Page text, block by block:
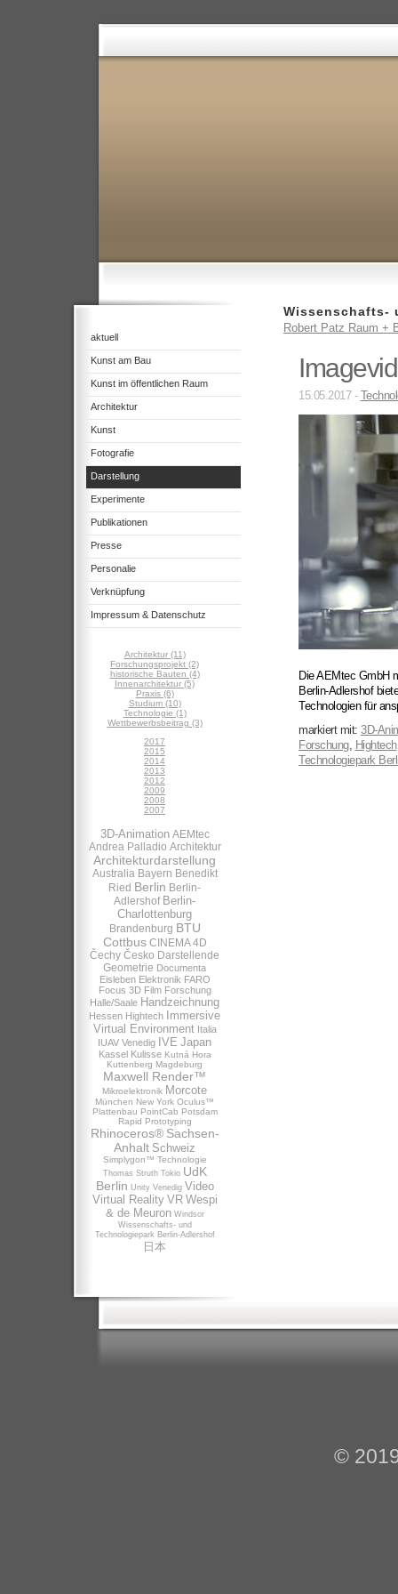
aktuell
Kunst am Bau
Kunst im öffentlichen Raum
Architektur
Kunst
Fotografie
Darstellung
Experimente
Publikationen
Presse
Personalie
Verknüpfung
Impressum & Datenschutz
Architektur (11)
Forschungsprojekt (2)
historische Bauten (4)
Innenarchitektur (5)
Praxis (6)
Studium (10)
Technologie (1)
Wettbewerbsbeitrag (3)
2017
2015
2014
2013
2012
2009
2008
2007
3D-Animation AEMtec
Andrea Palladio Architektur
Architekturdarstellung
Australia Bayern Benedikt
Ried Berlin Berlin-
Adlershof Berlin-
Charlottenburg
Brandenburg BTU
Cottbus CINEMA 4D
Čechy Česko Darstellende
Geometrie Documenta
Eisleben Elektronik FARO
Focus 3D Film Forschung
Halle/Saale Handzeichnung
Hessen Hightech
Immersive
Virtual Environment Italia
IUAV Venedig IVE Japan
Kassel Kulisse Kutná Hora
Kuttenberg Magdeburg
Maxwell Render™
Mikroelektronik Morcote
München New York Oculus™
Plattenbau PointCab Potsdam
Rapid Prototyping
Rhinoceros® Sachsen-
Anhalt Schweiz
Simplygon™ Technologie
Thomas Struth Tokio UdK
Berlin Unity Venedig Video
Virtual Reality VR Wespi
& de Meuron Windsor
Wissenschafts- und
Technologiepark Berlin-Adlershof
日本
Wissenschafts-
Robert Patz Raum +
15.05.2017 -
Die AEMtec GmbH
Berlin-Adlershof
Technologien für
markiert mit: 3D-
Forschung, Hightech
Technologiepark
©